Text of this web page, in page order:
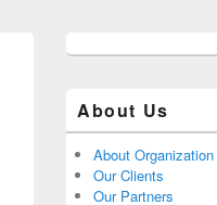
About Us
About Organization
Our Clients
Our Partners